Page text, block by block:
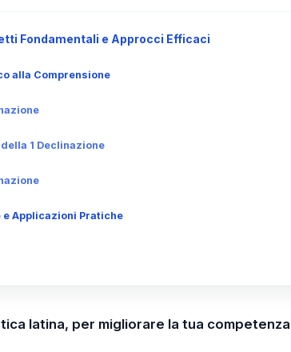
Fondamentali e Approcci Efficaci
alla Comprensione
1 Declinazione
e Applicazioni Pratiche
latina, per migliorare la tua